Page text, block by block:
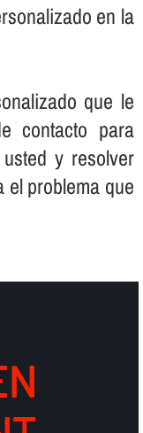
en la
que le
contacto para
y resolver
el problema que